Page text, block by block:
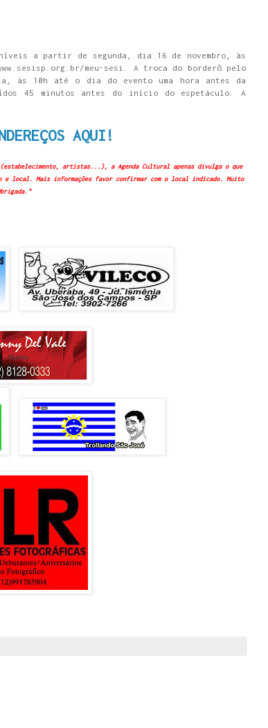
a partir de segunda, dia 16 de novembro, às
meu-sesi. A troca do borderô pelo
às 10h até o dia do evento uma hora antes da
45 minutos antes do início do espetáculo. A
AQUI!
artistas...), a Agenda Cultural apenas divulga o que
local. Mais informações favor confirmar com o local indicado. Muito